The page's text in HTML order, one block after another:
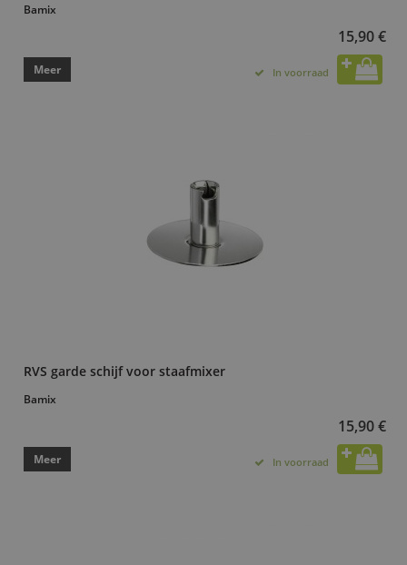
Bamix
15,90 €
Meer In voorraad
RVS garde schijf voor staafmixer
Bamix
15,90 €
Meer In voorraad